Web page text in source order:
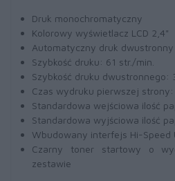
Druk monochromatyczny
Kolorowy wyświetlacz LCD 2,4"
Automatyczny druk dwustronny
Szybkość druku: 61 str./min.
Szybkość druku dwustronnego:
Czas wydruku pierwszej strony:
Standardowa wejściowa ilość
Standardowa wyjściowa ilość
Wbudowany interfejs Hi-Speed
Czarny toner startowy o
zestawie